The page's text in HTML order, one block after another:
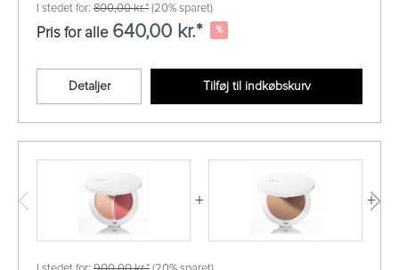
I stedet for: 800,00 kr.*(20% sparet)
Pris for alle 640,00 kr.* %
Detaljer Tilføj til indkøbskurv
+ +